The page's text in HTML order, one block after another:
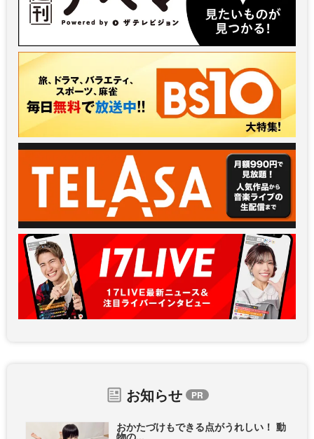
お知らせ
おかたづけもできる点がうれしい！ 動
物の...